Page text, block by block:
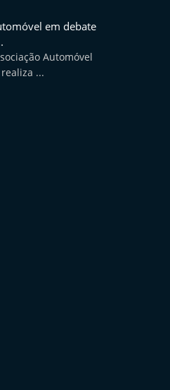
em debate
Automóvel
...